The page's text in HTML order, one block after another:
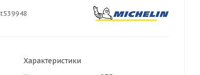
t539948
Характеристики